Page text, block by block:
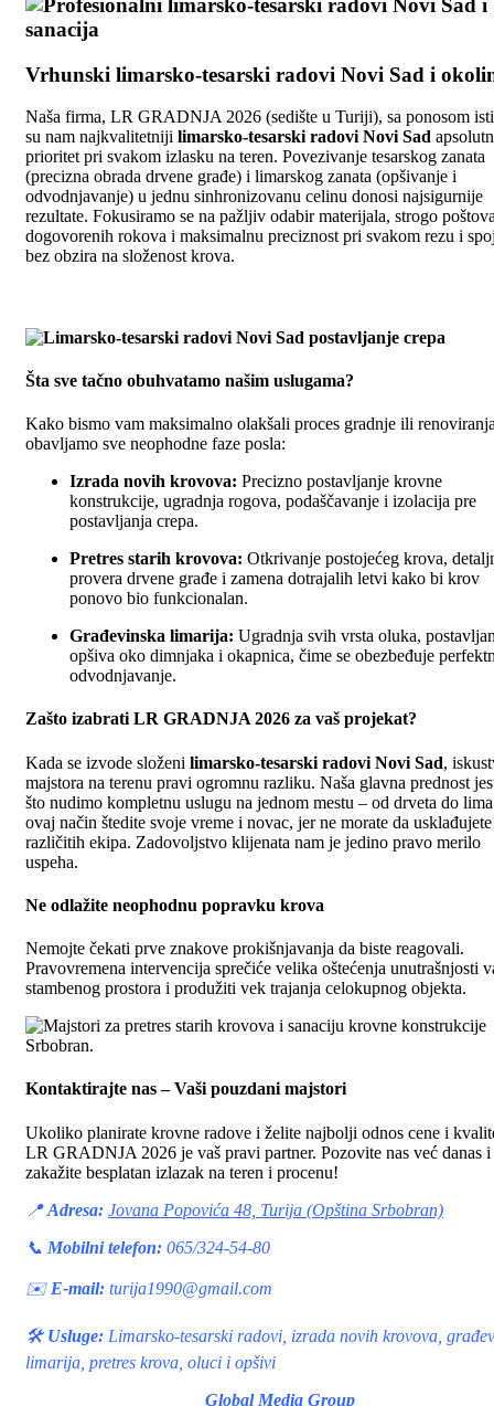
Vrhunski limarsko-tesarski radovi Novi Sad i
Naša firma, LR GRADNJA 2026 (sedište u Turiji), sa ponosom
su nam najkvalitetniji limarsko-tesarski radovi Novi Sad
prioritet pri svakom izlasku na teren. Povezivanje tesarskog zanata
(precizna obrada drvene građe) i limarskog zanata (opšivanje i
odvodnjavanje) u jednu sinhronizovanu celinu donosi najsigurnije
rezultate. Fokusiramo se na pažljiv odabir materijala, strogo
dogovorenih rokova i maksimalnu preciznost pri svakom rezu i
bez obzira na složenost krova.
Šta sve tačno obuhvatamo našim uslugama?
Kako bismo vam maksimalno olakšali proces gradnje ili
obavljamo sve neophodne faze posla:
Izrada novih krovova: Precizno postavljanje krovne
konstrukcije, ugradnja rogova, podaščavanje i izolacija pre
postavljanja crepa.
Pretres starih krovova: Otkrivanje postojećeg krova,
provera drvene građe i zamena dotrajalih letvi kako bi krov
ponovo bio funkcionalan.
Građevinska limarija: Ugradnja svih vrsta oluka,
opšiva oko dimnjaka i okapnica, čime se obezbeđuje
odvodnjavanje.
Zašto izabrati LR GRADNJA 2026 za vaš projekat?
Kada se izvode složeni limarsko-tesarski radovi Novi Sad,
majstora na terenu pravi ogromnu razliku. Naša glavna prednost
što nudimo kompletnu uslugu na jednom mestu – od drveta do
ovaj način štedite svoje vreme i novac, jer ne morate da
različitih ekipa. Zadovoljstvo klijenata nam je jedino pravo merilo
uspeha.
Ne odlažite neophodnu popravku krova
Nemojte čekati prve znakove prokišnjavanja da biste reagovali.
Pravovremena intervencija sprečiće velika oštećenja unutrašnjosti
stambenog prostora i produžiti vek trajanja celokupnog objekta.
Kontaktirajte nas – Vaši pouzdani majstori
Ukoliko planirate krovne radove i želite najbolji odnos cene i
LR GRADNJA 2026 je vaš pravi partner. Pozovite nas već danas i
zakažite besplatan izlazak na teren i procenu!
📍Adresa: Jovana Popovića 48, Turija (Opština Srbobran)
📞 Mobilni telefon: 065/324-54-80
✉️ E-mail: turija1990@gmail.com
🛠️ Usluge: Limarsko-tesarski radovi, izrada novih krovova,
limarija, pretres krova, oluci i opšivi
Global Media Group